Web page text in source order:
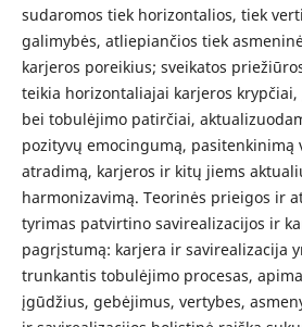
sudaromos tiek horizontalios, tiek
galimybės, atliepiančios tiek
karjeros poreikius; sveikatos
teikia horizontaliajai karjeros
bei tobulėjimo patirčiai,
pozityvų emocingumą, pasitenkinimą
atradimą, karjeros ir kitų jiems
harmonizavimą. Teorinės prieigos ir
tyrimas patvirtino savirealizacijos ir
pagrįstumą: karjera ir savirealizacija
trunkantis tobulėjimo procesas,
įgūdžius, gebėjimus, vertybes,